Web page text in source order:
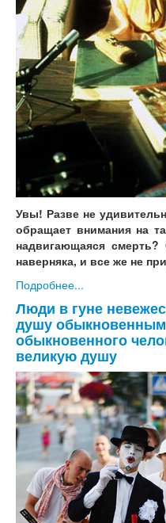
Увы! Разве не
обращает внимания на
надвигающаяся
наверняка, и все же не
Подробнее...
Люди в гуне
душу
обыкновенного
великую душу